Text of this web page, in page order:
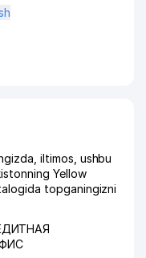
iltimos, ushbu
Yellow
topganingizni